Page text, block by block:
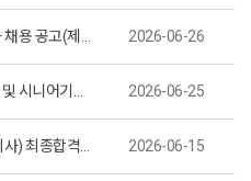
2026-06-26
2026-06-25
2026-06-15